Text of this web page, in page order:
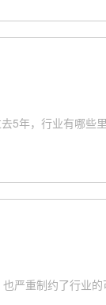
5年，行业有哪些
严重制约了行业的